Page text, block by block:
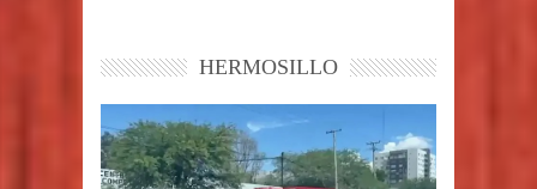
HERMOSILLO